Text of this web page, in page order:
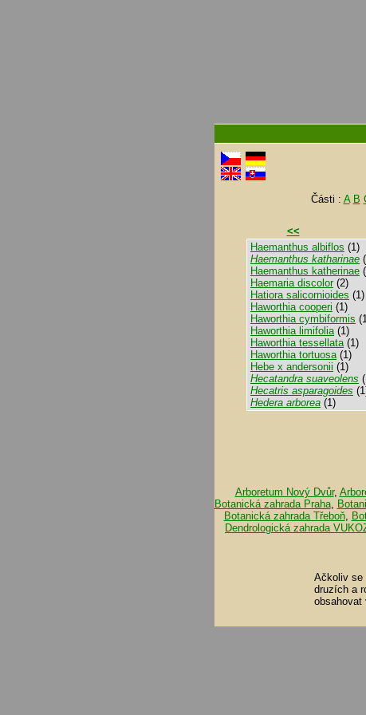
Části : A B
<<
Haemanthus albiflos (1)
Haemanthus katharinae
Haemanthus katherinae
Haemaria discolor (2)
Hatiora salicornioides (1)
Haworthia cooperi (1)
Haworthia cymbiformis
Haworthia limifolia(1)
Haworthia tessellata(1)
Haworthia tortuosa(1)
Hebe x andersonii (1)
Hecatandra suaveolens
Hecatris asparagoides
Hedera arborea (1)
Arboretum Nový Dvůr,
Botanická zahrada Praha,
Botanická zahrada Třeboň,
Dendrologická zahrada
Ačkoliv se
druzích a
obsahovat